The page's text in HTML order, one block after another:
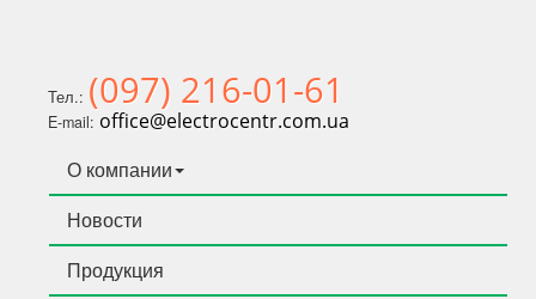
Тел.: (097) 216-01-61
E-mail: office@electrocentr.com.ua
О компании
Новости
Продукция